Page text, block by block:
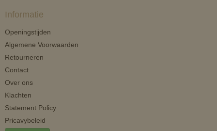
Informatie
Openingstijden
Algemene Voorwaarden
Retourneren
Contact
Over ons
Klachten
Statement Policy
Pricavybeleid